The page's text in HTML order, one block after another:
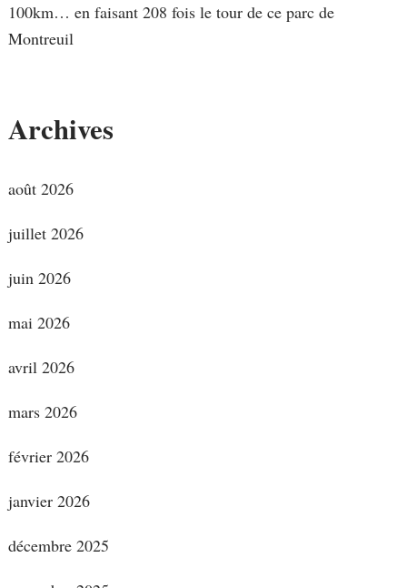
100km… en faisant 208 fois le tour de ce parc de
Montreuil
Archives
août 2026
juillet 2026
juin 2026
mai 2026
avril 2026
mars 2026
février 2026
janvier 2026
décembre 2025